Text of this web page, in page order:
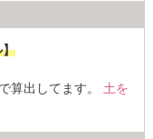
】
算出してます。 土を